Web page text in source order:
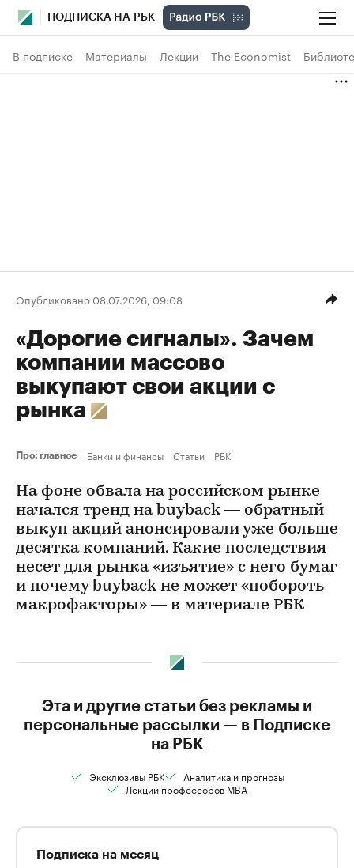
ПОДПИСКА НА РБК
В подписке Материалы Лекции The Economist
Опубликовано 08.07.2026, 09:08
«Дорогие сигналы». Зачем
компании массово
выкупают свои акции с
рынка
Про: главное Банки и финансы Статьи РБК
На фоне обвала на российском рынке
начался тренд на buyback — обратный
выкуп акций анонсировали уже больше
десятка компаний. Какие последствия
несет для рынка «изъятие» с него бумаг
и почему buyback не может «побороть
макрофакторы» — в материале РБК
Эта и другие статьи без рекламы и
персональные рассылки — в Подписке
на РБК
Эксклюзивы РБК
Аналитика и прогнозы
Лекции профессоров MBA
Подписка на месяц